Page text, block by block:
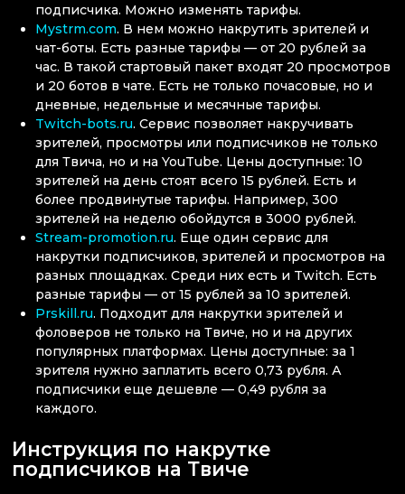
подписчика. Можно изменять тарифы.
Mystrm.com. В нем можно накрутить зрителей и
чат-боты. Есть разные тарифы — от 20 рублей за
час. В такой стартовый пакет входят 20 просмотров
и 20 ботов в чате. Есть не только почасовые, но и
дневные, недельные и месячные тарифы.
Twitch-bots.ru. Сервис позволяет накручивать
зрителей, просмотры или подписчиков не только
для Твича, но и на YouTube. Цены доступные: 10
зрителей на день стоят всего 15 рублей. Есть и
более продвинутые тарифы. Например, 300
зрителей на неделю обойдутся в 3000 рублей.
Stream-promotion.ru. Еще один сервис для
накрутки подписчиков, зрителей и просмотров на
разных площадках. Среди них есть и Twitch. Есть
разные тарифы — от 15 рублей за 10 зрителей.
Prskill.ru. Подходит для накрутки зрителей и
фоловеров не только на Твиче, но и на других
популярных платформах. Цены доступные: за 1
зрителя нужно заплатить всего 0,73 рубля. А
подписчики еще дешевле — 0,49 рубля за
каждого.
Инструкция по накрутке
подписчиков на Твиче